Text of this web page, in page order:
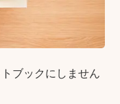
ブックにしません